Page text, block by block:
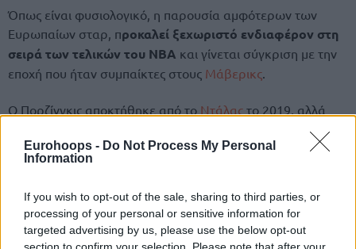
Eurohoops - Do Not Process My Personal
Information
If you wish to opt-out of the sale, sharing to third parties, or
processing of your personal or sensitive information for
targeted advertising by us, please use the below opt-out
section to confirm your selection. Please note that after your
Όπως είναι φυσιολογικό, η παρουσία αμφότερων των
Ευρωπαίων σταρ, προκαλεί ξεχωριστό ενδιαφέρον στη
σειρά των τελικών του ΝΒΑ και γίνεται σύγκριση με την
εποχή που ήταν συμπαίκτες στους Μάβερικς.
Ο Πορζίνγκις αποκτήθηκε από το Ντάλας το 2019, αλλά
στα μέσα της σεζόν 2021-22 δόθηκε με ανταλλαγή στους
Ουίζαρντςγια τους Ντινγουίντι και Μπέρτανς και
Μάβερικς έφτασαν στους τελικούς της Δύσης δίχως